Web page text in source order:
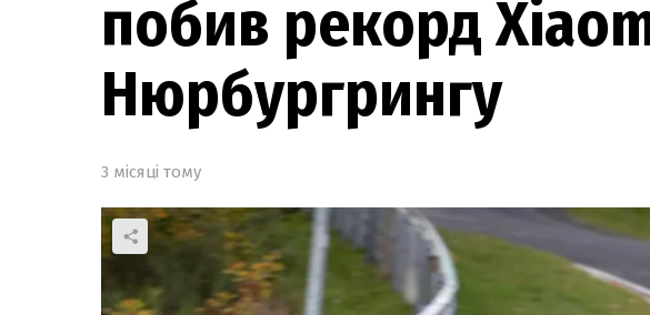
побив рекорд
Нюрбургрингу
3 місяці тому